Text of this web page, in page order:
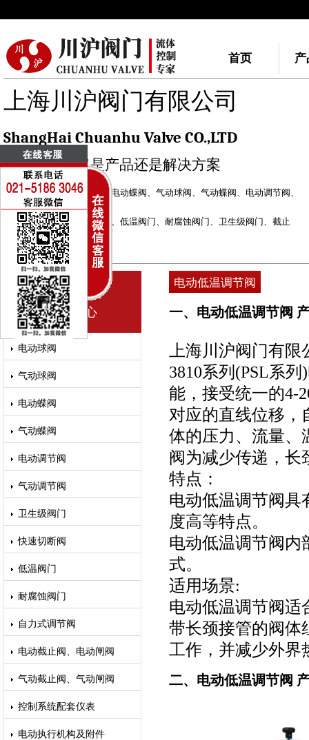
首页 产
上海川沪阀门有限公司
ShangHai Chuanhu Valve CO.,LTD
我们做的不仅是产品还是解决方案
川沪阀门品牌：电动球阀 电动蝶阀、 气动球阀、 气动蝶阀、 电动调节阀、
气动调节阀
自力式调节阀、快速切断阀 、 低温阀门、 耐腐蚀阀门、 卫生级阀门、 截止
、闸阀
电动执行器、气动执行器
PRODUCT
产品中心
电动球阀
气动球阀
电动蝶阀
气动蝶阀
电动调节阀
气动调节阀
卫生级阀门
快速切断阀
低温阀门
耐腐蚀阀门
自力式调节阀
电动截止阀、电动闸阀
气动截止阀、气动闸阀
控制系统配套仪表
电动执行机构及附件
电动低温调节阀
一、电动低温调节阀
上海川沪阀门有
3810系列(PSL系
能，接受统一的4-
对应的直线位移，
体的压力、流量、
阀为减少传递，长
特点：
电动低温调节阀具
度高等特点。
电动低温调节阀内
式。
适用场景:
电动低温调节阀适
带长颈接管的阀体
工作，并减少外界
二、电动低温调节阀